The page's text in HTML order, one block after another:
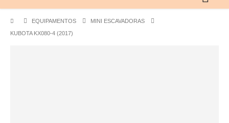
EQUIPAMENTOS
MINI ESCAVADORAS
KUBOTA KX080-4 (2017)